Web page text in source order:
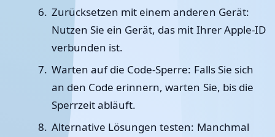
Zurücksetzen mit einem anderen Gerät:
Nutzen Sie ein Gerät, das mit Ihrer Apple-ID
verbunden ist.
Warten auf die Code-Sperre: Falls Sie sich
an den Code erinnern, warten Sie, bis die
Sperrzeit abläuft.
Alternative Lösungen testen: Manchmal